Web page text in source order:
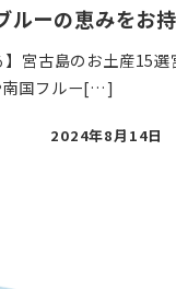
ルーの恵みをお
】宮古島のお土産15選
南国フルー[…]
投
2024年8月14日